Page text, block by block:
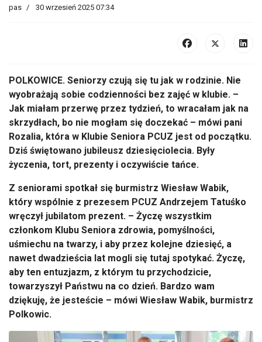
pas 30 wrzesień 2025 07:34
POLKOWICE. Seniorzy czują się tu jak w rodzinie. Nie
wyobrażają sobie codzienności bez zajęć w klubie. –
Jak miałam przerwę przez tydzień, to wracałam jak na
skrzydłach, bo nie mogłam się doczekać – mówi pani
Rozalia, która w Klubie Seniora PCUZ jest od początku.
Dziś świętowano jubileusz dziesięciolecia. Były
życzenia, tort, prezenty i oczywiście tańce.
Z seniorami spotkał się burmistrz Wiesław Wabik,
który wspólnie z prezesem PCUZ Andrzejem Tatuśko
wręczył jubilatom prezent. – Życzę wszystkim
członkom Klubu Seniora zdrowia, pomyślności,
uśmiechu na twarzy, i aby przez kolejne dziesięć, a
nawet dwadzieścia lat mogli się tutaj spotykać. Życzę,
aby ten entuzjazm, z którym tu przychodzicie,
towarzyszył Państwu na co dzień. Bardzo wam
dziękuję, że jesteście – mówi Wiesław Wabik, burmistrz
Polkowic.